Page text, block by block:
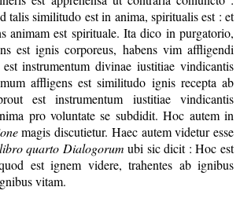
talis similitudo est in anima, spiritualis est : et
animam est spirituale. Ita dico in purgatorio,
est ignis corporeus, habens vim affligendi
instrumentum divinae iustitiae vindicantis
affligens est similitudo ignis recepta ab
est instrumentum iustitiae vindicantis
pro voluntate se subdidit. Hoc autem in
magis discutietur. Haec autem videtur esse
libro quarto Dialogorum ubi sic dicit : Hoc est
est ignem videre, trahentes ab ignibus
vitam.